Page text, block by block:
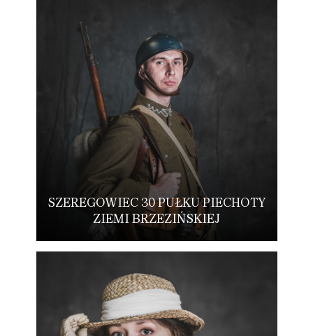
SZEREGOWIEC 30 PUŁKU PIECHOTY
ZIEMI BRZEZIŃSKIEJ